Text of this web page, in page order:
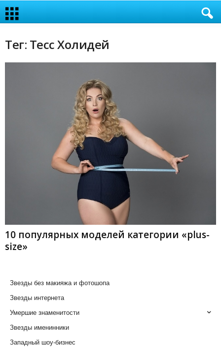
Тег: Тесс Холидей
10 популярных моделей категории «plus-
size»
Звезды без макияжа и фотошопа
Звезды интернета
Умершие знаменитости
Звезды именинники
Западный шоу-бизнес